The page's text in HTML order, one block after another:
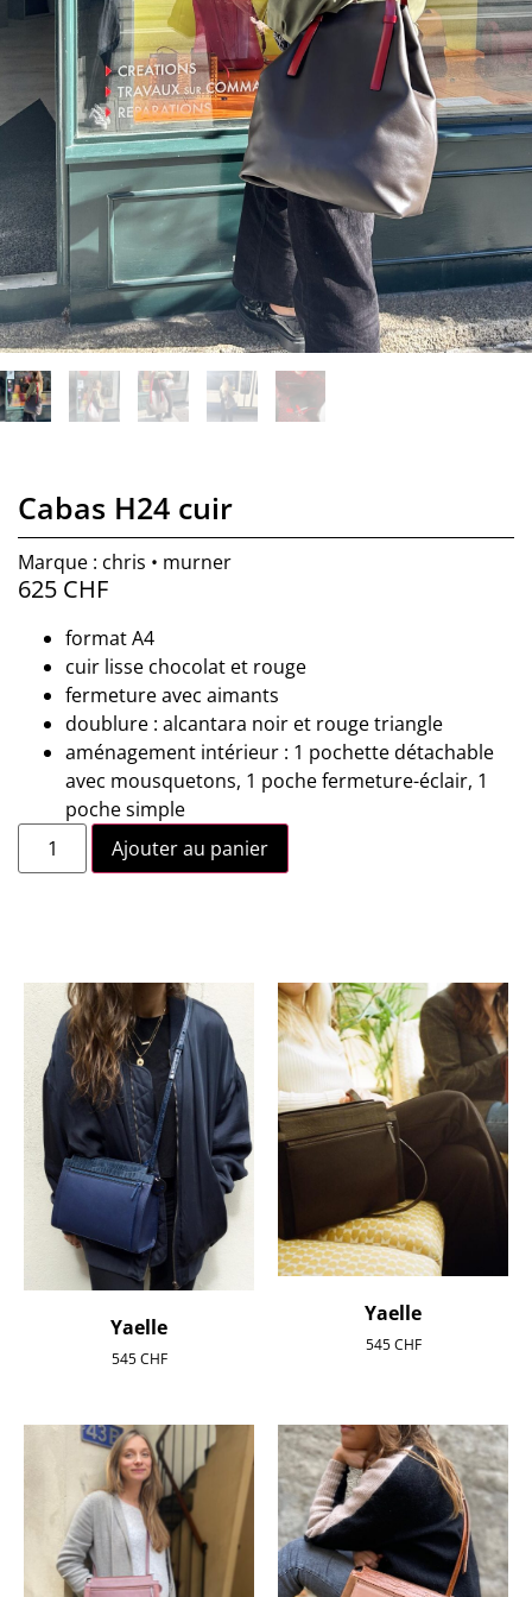
Cabas H24 cuir
Marque : chris • murner
625 CHF
format A4
cuir lisse chocolat et rouge
fermeture avec aimants
doublure : alcantara noir et rouge triangle
aménagement intérieur : 1 pochette détachable
avec mousquetons, 1 poche fermeture-éclair, 1
poche simple
Ajouter au panier
Yaelle
545CHF
Yaelle
545CHF